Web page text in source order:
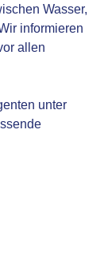
Wasser,
informieren
allen
unter